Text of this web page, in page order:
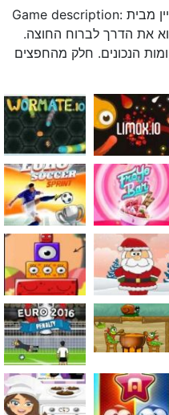
Game description: עוד משחק מצויין מבית gotmail: נתקעתם
את הדרך לברוח החוצה.
הנכונים. חלק מהחפצים